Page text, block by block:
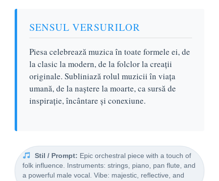
SENSUL VERSURILOR
Piesa celebrează muzica în toate formele ei, de
la clasic la modern, de la folclor la creații
originale. Subliniază rolul muzicii în viața
umană, de la naștere la moarte, ca sursă de
inspirație, încântare și conexiune.
Stil / Prompt: Epic orchestral piece with a touch of
folk influence. Instruments: strings, piano, pan flute, and
a powerful male vocal. Vibe: majestic, reflective, and